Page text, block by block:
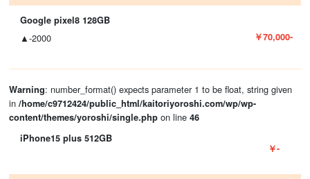
Google pixel8 128GB
▲-2000 ￥70,000-
Warning: number_format() expects parameter 1 to be float, string given
in /home/c9712424/public_html/kaitoriyoroshi.com/wp/wp-
content/themes/yoroshi/single.phpon line 46
iPhone15 plus 512GB
￥-